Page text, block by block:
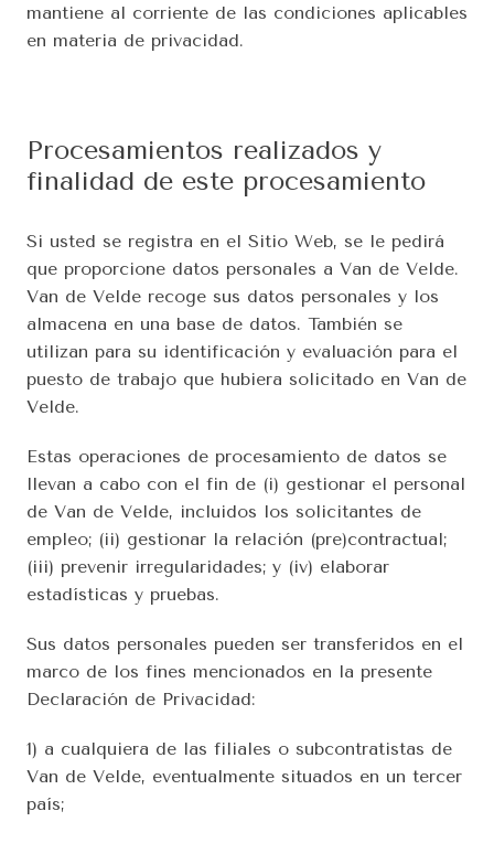
mantiene al corriente de las condiciones aplicables
en materia de privacidad.
Procesamientos realizados y
finalidad de este procesamiento
Si usted se registra en el Sitio Web, se le pedirá
que proporcione datos personales a Van de Velde.
Van de Velde recoge sus datos personales y los
almacena en una base de datos. También se
utilizan para su identificación y evaluación para el
puesto de trabajo que hubiera solicitado en Van de
Velde.
Estas operaciones de procesamiento de datos se
llevan a cabo con el fin de (i) gestionar el personal
de Van de Velde, incluidos los solicitantes de
empleo; (ii) gestionar la relación (pre)contractual;
(iii) prevenir irregularidades; y (iv) elaborar
estadísticas y pruebas.
Sus datos personales pueden ser transferidos en el
marco de los fines mencionados en la presente
Declaración de Privacidad:
1) a cualquiera de las filiales o subcontratistas de
Van de Velde, eventualmente situados en un tercer
país;